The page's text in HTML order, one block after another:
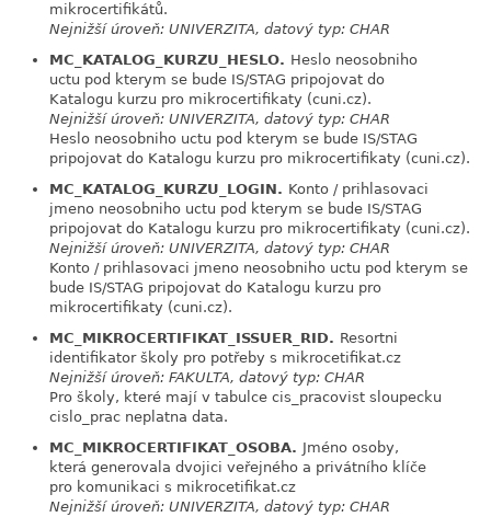
mikrocertifikátů.
Nejnižší úroveň: UNIVERZITA, datový typ: CHAR
MC_KATALOG_KURZU_HESLO. Heslo neosobniho
uctu pod kterym se bude IS/STAG pripojovat do
Katalogu kurzu pro mikrocertifikaty (cuni.cz).
Nejnižší úroveň: UNIVERZITA, datový typ: CHAR
Heslo neosobniho uctu pod kterym se bude IS/STAG
pripojovat do Katalogu kurzu pro mikrocertifikaty (cuni.cz).
MC_KATALOG_KURZU_LOGIN. Konto / prihlasovaci
jmeno neosobniho uctu pod kterym se bude IS/STAG
pripojovat do Katalogu kurzu pro mikrocertifikaty (cuni.cz).
Nejnižší úroveň: UNIVERZITA, datový typ: CHAR
Konto / prihlasovaci jmeno neosobniho uctu pod kterym se
bude IS/STAG pripojovat do Katalogu kurzu pro
mikrocertifikaty (cuni.cz).
MC_MIKROCERTIFIKAT_ISSUER_RID. Resortni
identifikator školy pro potřeby s mikrocetifikat.cz
Nejnižší úroveň: FAKULTA, datový typ: CHAR
Pro školy, které mají v tabulce cis_pracovist sloupecku
cislo_prac neplatna data.
MC_MIKROCERTIFIKAT_OSOBA. Jméno osoby,
která generovala dvojici veřejného a privátního klíče
pro komunikaci s mikrocetifikat.cz
Nejnižší úroveň: UNIVERZITA, datový typ: CHAR